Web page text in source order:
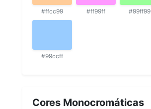
#ffcc99 #ff99ff #99ff99
#99ccff
Cores Monocromáticas